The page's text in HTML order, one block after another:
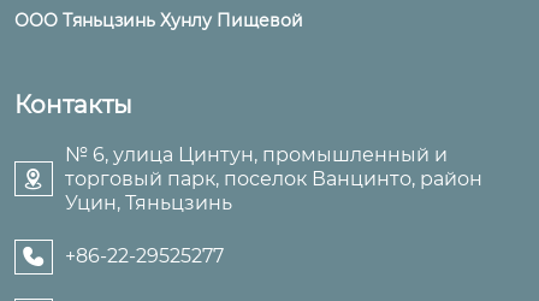
ООО Тяньцзинь Хунлу Пищевой
Контакты

№ 6, улица Цинтун, промышленный и
торговый парк, поселок Ванцинто, район
Уцин, Тяньцзинь
 +86-22-29525277